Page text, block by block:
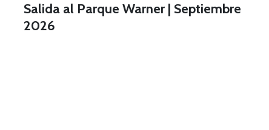
Salida al Parque Warner | Septiembre
2026